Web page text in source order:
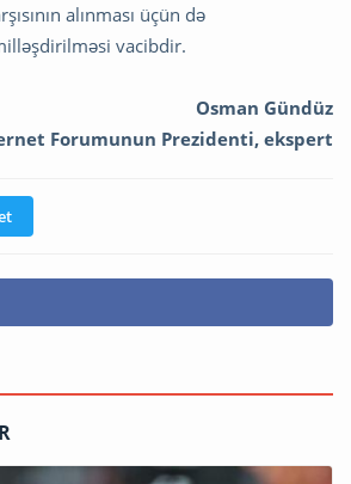
alınması üçün də
vacibdir.
Osman Gündüz
Forumunun Prezidenti, ekspert